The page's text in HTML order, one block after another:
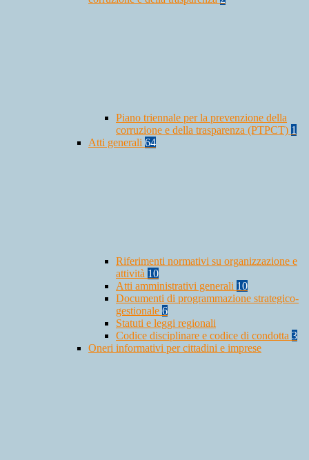
Piano triennale per la prevenzione della
corruzione e della trasparenza (PTPCT) 1
Atti generali 64
Riferimenti normativi su organizzazione e
attività 10
Atti amministrativi generali 10
Documenti di programmazione strategico-
gestionale 6
Statuti e leggi regionali
Codice disciplinare e codice di condotta 3
Oneri informativi per cittadini e imprese